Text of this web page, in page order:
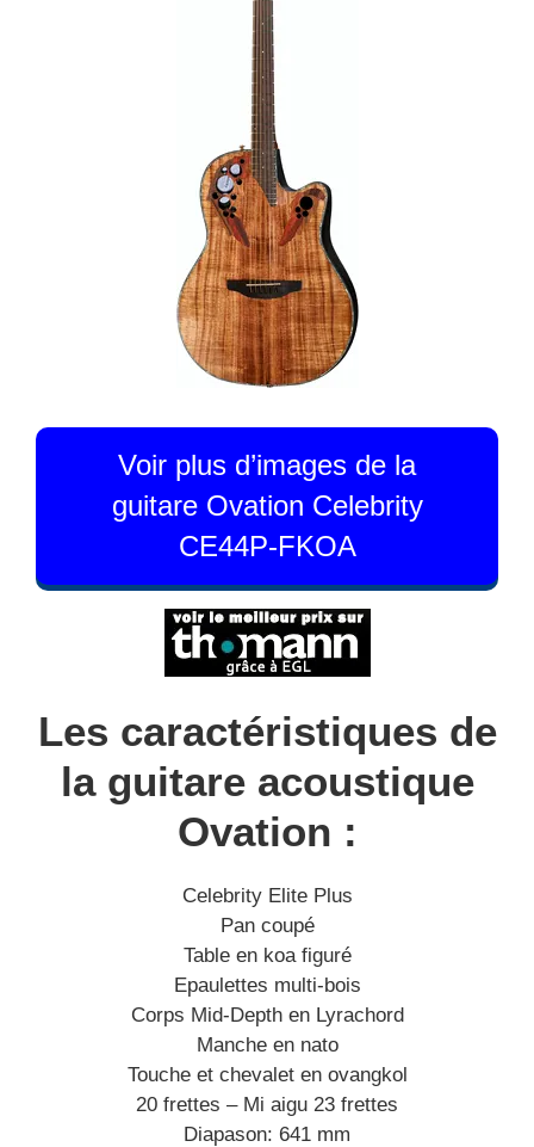
Voir plus d’images de la
guitare Ovation Celebrity
CE44P-FKOA
Les caractéristiques de
la guitare acoustique
Ovation :
Celebrity Elite Plus
Pan coupé
Table en koa figuré
Epaulettes multi-bois
Corps Mid-Depth en Lyrachord
Manche en nato
Touche et chevalet en ovangkol
20 frettes – Mi aigu 23 frettes
Diapason: 641 mm